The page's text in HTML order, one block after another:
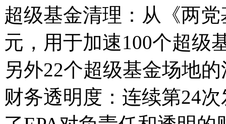
超级基金清理：从《两
元，用于加速100个超级
另外22个超级基金场地
财务透明度：连续第24